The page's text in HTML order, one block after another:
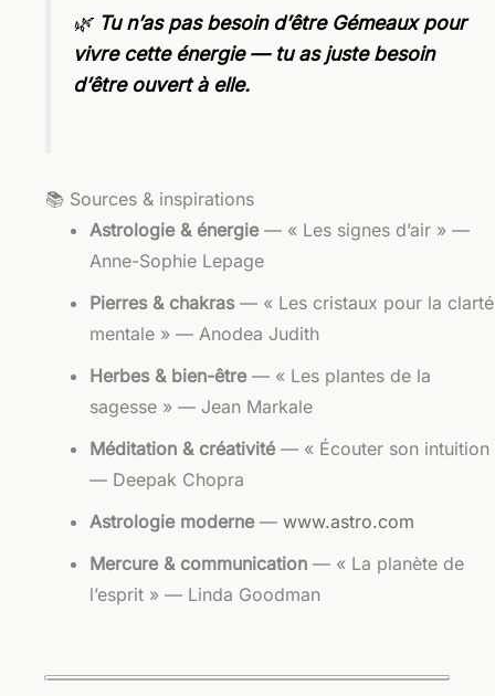
🌿 Tu n’as pas besoin d’être Gémeaux pour
vivre cette énergie — tu as juste besoin
d’être ouvert à elle.
📚 Sources & inspirations
Astrologie & énergie— « Les signes d’air » —
Anne-Sophie Lepage
Pierres & chakras— « Les cristaux pour la clarté
mentale » — Anodea Judith
Herbes & bien-être— « Les plantes de la
sagesse » — Jean Markale
Méditation & créativité— « Écouter son intuition
— Deepak Chopra
Astrologie moderne—www.astro.com
Mercure & communication — « La planète de
l’esprit » — Linda Goodman